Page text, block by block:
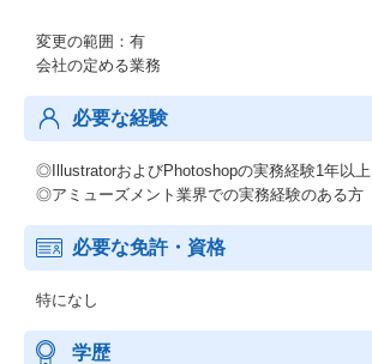
変更の範囲：有
会社の定める業務
必要な経験
◎IllustratorおよびPhotoshopの実務経験1年以上
◎アミューズメント業界での実務経験のある方
必要な免許・資格
特になし
学歴